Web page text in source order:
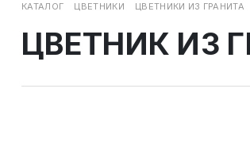
КАТАЛОГ ЦВЕТНИКИ ЦВЕТНИКИ ИЗ ГРАНИТА
ЦВЕТНИК ИЗ